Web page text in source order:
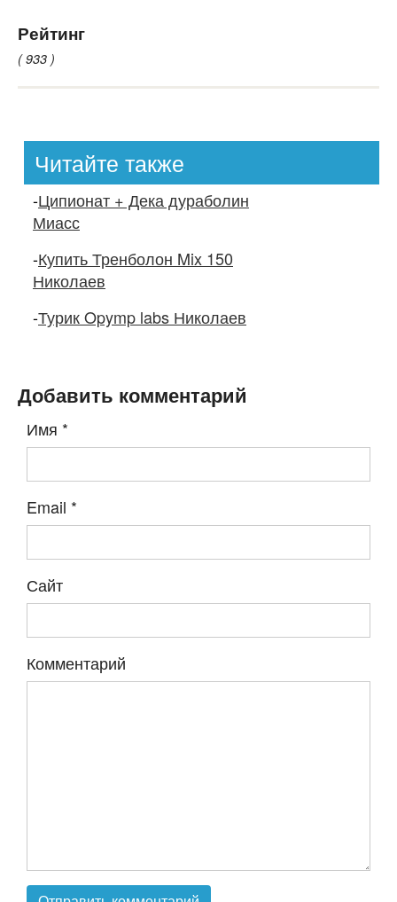
Рейтинг
( 933 )
Читайте также
-Ципионат + Дека дураболин
Миасс
-Купить Тренболон Mix 150
Николаев
-Турик Opymp labs Николаев
Добавить комментарий
Имя *
Email *
Сайт
Комментарий